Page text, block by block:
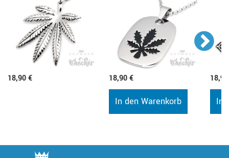
18,90 € 18,90 €
In den Warenkorb In